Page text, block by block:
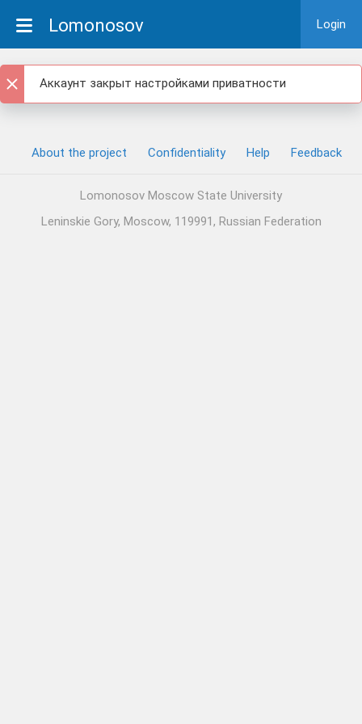
Lomonosov Login
Аккаунт закрыт настройками приватности
About the project Confidentiality Help Feedback
Lomonosov Moscow State University
Leninskie Gory, Moscow, 119991, Russian Federation